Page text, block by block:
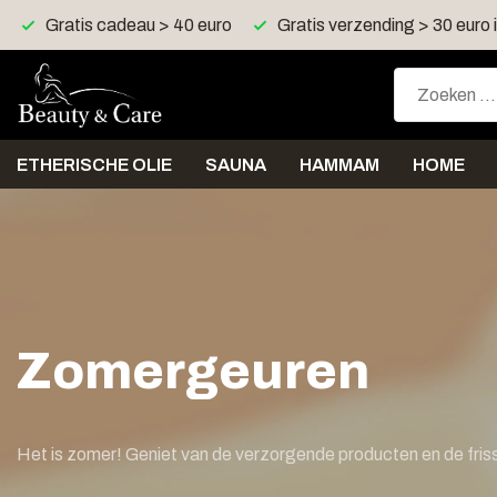
Gratis cadeau > 40 euro Gratis verzending > 30 euro
ETHERISCHE OLIE SAUNA HAMMAM HOME
Zomergeuren
Het is zomer! Geniet van de verzorgende producten en de